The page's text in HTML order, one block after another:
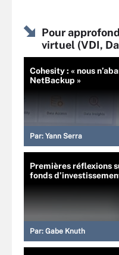
Pour
virtuel (VDI,
Cohesity : « nous
NetBackup »
Par: Yann Serra
Premières réflexions
fonds
Par: Gabe Knuth